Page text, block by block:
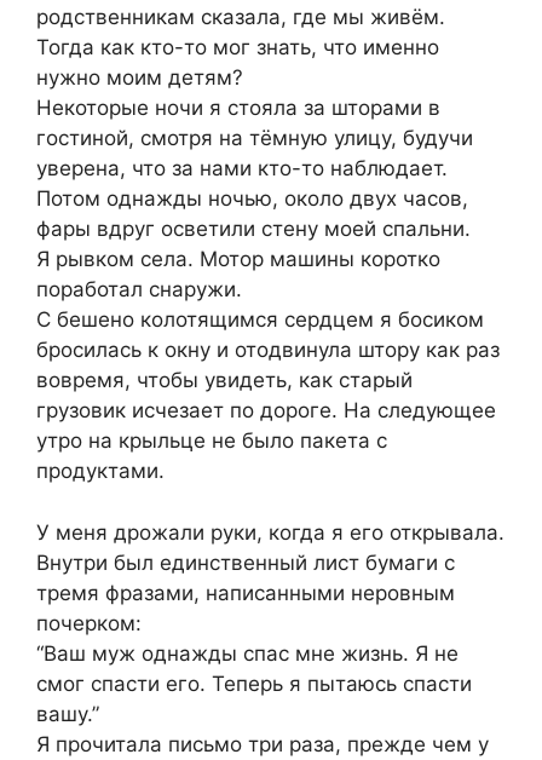
родственникам сказала, где мы живём.
Тогда как кто-то мог знать, что именно
нужно моим детям?
Некоторые ночи я стояла за шторами в
гостиной, смотря на тёмную улицу, будучи
уверена, что за нами кто-то наблюдает.
Потом однажды ночью, около двух часов,
фары вдруг осветили стену моей спальни.
Я рывком села. Мотор машины коротко
поработал снаружи.
С бешено колотящимся сердцем я босиком
бросилась к окну и отодвинула штору как раз
вовремя, чтобы увидеть, как старый
грузовик исчезает по дороге. На следующее
утро на крыльце не было пакета с
продуктами.
У меня дрожали руки, когда я его открывала.
Внутри был единственный лист бумаги с
тремя фразами, написанными неровным
почерком:
“Ваш муж однажды спас мне жизнь. Я не
смог спасти его. Теперь я пытаюсь спасти
вашу.”
Я прочитала письмо три раза, прежде чем у